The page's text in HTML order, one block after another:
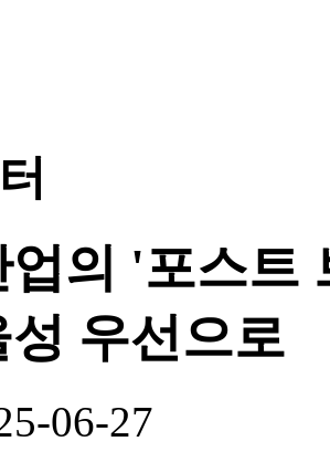
업의 '포스트
우선으로
06-27